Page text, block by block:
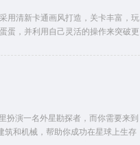
用清新卡通画风打造，关卡丰富，玩
蛋，并利用自己灵活的操作来突破更
扮演一名外星勘探者，而你需要来到
筑和机械，帮助你成功在星球上生存